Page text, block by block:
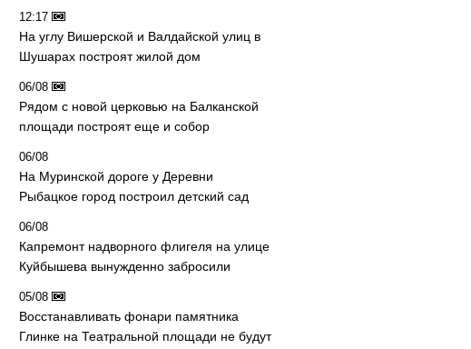
12:17
На углу Вишерской и Валдайской улиц в
Шушарах построят жилой дом
06/08
Рядом с новой церковью на Балканской
площади построят еще и собор
06/08
На Муринской дороге у Деревни
Рыбацкое город построил детский сад
06/08
Капремонт надворного флигеля на улице
Куйбышева вынужденно забросили
05/08
Восстанавливать фонари памятника
Глинке на Театральной площади не будут